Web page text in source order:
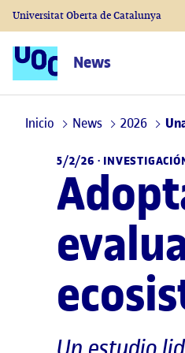
News
Universitat Oberta de Catalunya
Inicio News 2026
5/2/26 ·